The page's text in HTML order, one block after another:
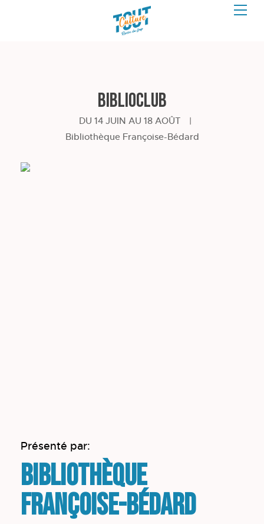
BiblioCLUB
DU 14 JUIN AU 18 AOÛT
|
Bibliothèque Françoise-Bédard
Présenté par:
Bibliothèque
Françoise-Bédard